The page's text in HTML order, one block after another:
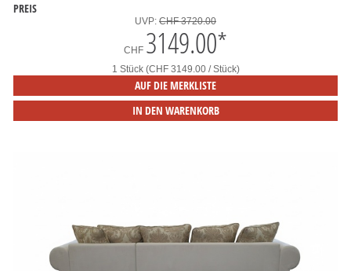
PREIS
UVP: CHF 3720.00
CHF 3149.00*
1 Stück (CHF 3149.00 / Stück)
AUF DIE MERKLISTE
IN DEN WARENKORB